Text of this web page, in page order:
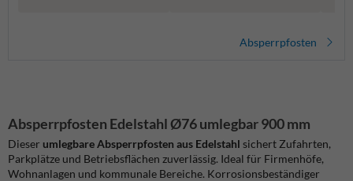
Absperrpfosten
Absperrpfosten Edelstahl Ø76 umlegbar 900 mm
Dieser umlegbare Absperrpfosten aus Edelstahl sichert Zufahrten,
Parkplätze und Betriebsflächen zuverlässig. Ideal für Firmenhöfe,
Wohnanlagen und kommunale Bereiche. Korrosionsbeständiger